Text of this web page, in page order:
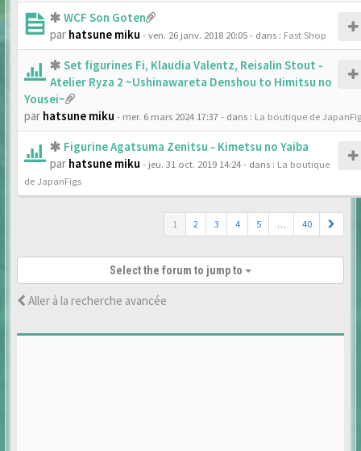
WCF Son Goten
par hatsune miku - ven. 26 janv. 2018 20:05- dans : Fast Shop
Set figurines Fi, Klaudia Valentz, Reisalin Stout -
Atelier Ryza 2 ~Ushinawareta Denshou to Himitsu no
Yousei~
par hatsune miku - mer. 6 mars 2024 17:37- dans : La boutique de
Figurine Agatsuma Zenitsu - Kimetsu no Yaiba
par hatsune miku - jeu. 31 oct. 2019 14:24- dans : La boutique
de JapanFigs
1 2 3 4 5 … 40
Select the forum to jump to
Aller à la recherche avancée